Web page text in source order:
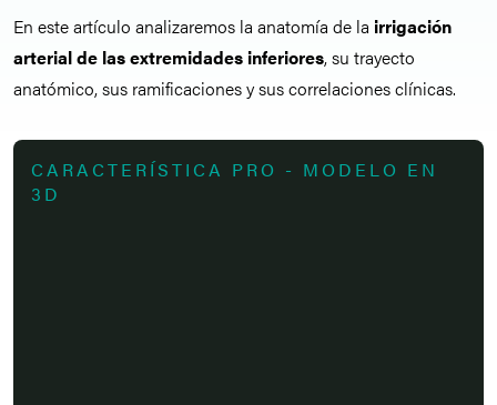
En este artículo analizaremos la anatomía de la irrigación
arterial de las extremidades inferiores, su trayecto
anatómico, sus ramificaciones y sus correlaciones clínicas.
CARACTERÍSTICA PRO - MODELO EN
3D